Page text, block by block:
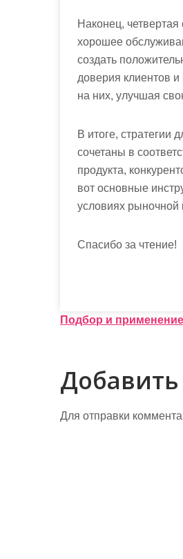
Наконец,
хорошее
создать
доверия клиентов
на них, улучшая
В итоге, стратегии
сочетаны в
продукта,
вот основные
условиях рыночной
Спасибо за чтение!
Н
в
и
г
Подбор и
Для отправки